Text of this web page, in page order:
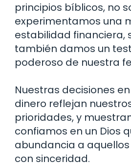
principios bíblicos, no
experimentamos una
estabilidad financiera,
también damos un
poderoso de nuestra
Nuestras decisiones
dinero reflejan
prioridades, y
confiamos en un Dios
abundancia a
con sinceridad.